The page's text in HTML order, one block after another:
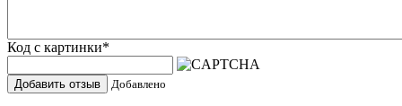
Код с картинки*
Добавить отзыв Добавлено